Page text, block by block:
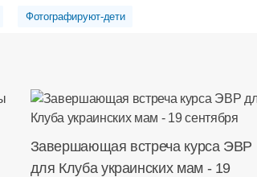
Фотографируют-дети
Завершающая встреча курса ЭВР
для Клуба украинских мам - 19